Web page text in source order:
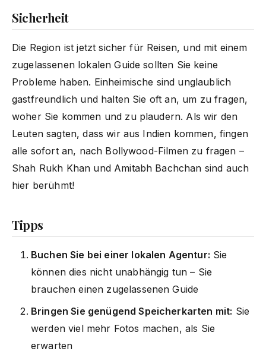
Sicherheit
Die Region ist jetzt sicher für Reisen, und mit einem
zugelassenen lokalen Guide sollten Sie keine
Probleme haben. Einheimische sind unglaublich
gastfreundlich und halten Sie oft an, um zu fragen,
woher Sie kommen und zu plaudern. Als wir den
Leuten sagten, dass wir aus Indien kommen, fingen
alle sofort an, nach Bollywood-Filmen zu fragen –
Shah Rukh Khan und Amitabh Bachchan sind auch
hier berühmt!
Tipps
Buchen Sie bei einer lokalen Agentur: Sie
können dies nicht unabhängig tun – Sie
brauchen einen zugelassenen Guide
Bringen Sie genügend Speicherkarten mit: Sie
werden viel mehr Fotos machen, als Sie
erwarten